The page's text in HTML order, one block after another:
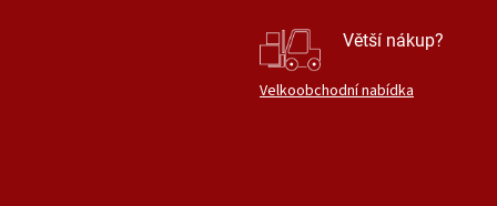
Větší nákup?
Velkoobchodní nabídka